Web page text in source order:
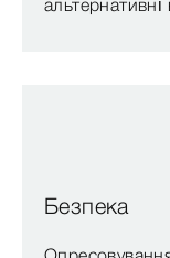
Безпека